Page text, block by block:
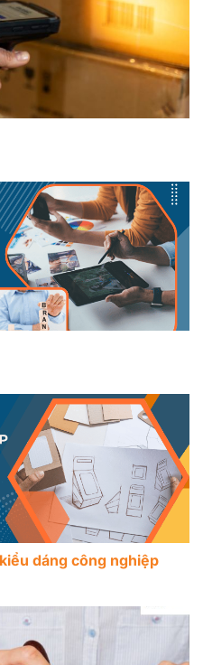
dáng công nghiệp